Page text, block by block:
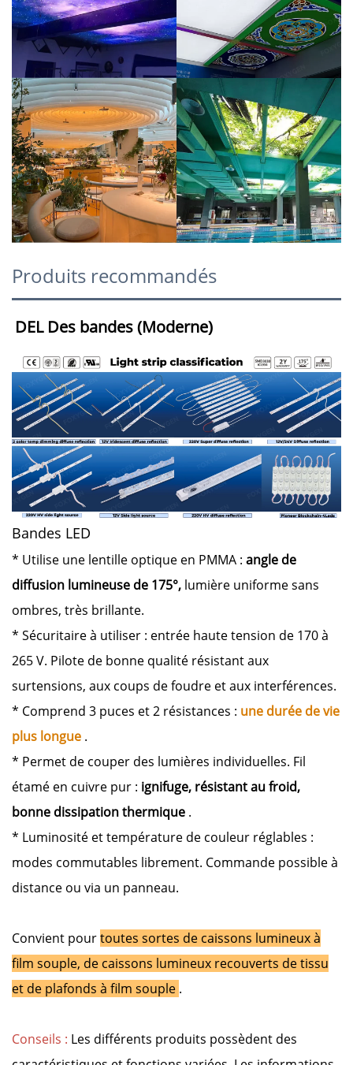
Produits recommandés
DEL Des bandes (Moderne)
Bandes LED
* Utilise une lentille optique en PMMA : angle de
diffusion lumineuse de 175°, lumière uniforme sans
ombres, très brillante.
* Sécuritaire à utiliser : entrée haute tension de 170 à
265 V. Pilote de bonne qualité résistant aux
surtensions, aux coups de foudre et aux interférences.
* Comprend 3 puces et 2 résistances : une durée de vie
plus longue .
* Permet de couper des lumières individuelles. Fil
étamé en cuivre pur : ignifuge, résistant au froid,
bonne dissipation thermique .
* Luminosité et température de couleur réglables :
modes commutables librement. Commande possible à
distance ou via un panneau.
Convient pourtoutes sortes de caissons lumineux à
film souple, de caissons lumineux recouverts de tissu
et de plafonds à film souple .
Conseils : Les différents produits possèdent des